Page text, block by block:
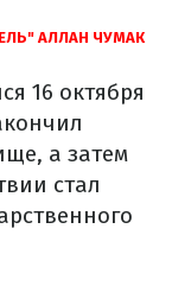
АЛЛАН ЧУМАК
16 октября
а затем
стал